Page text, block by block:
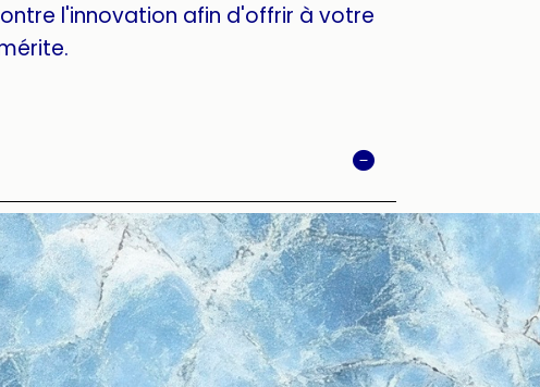
l'innovation afin d'offrir à votre